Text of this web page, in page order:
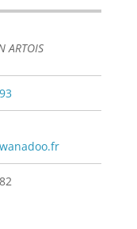
ARTOIS